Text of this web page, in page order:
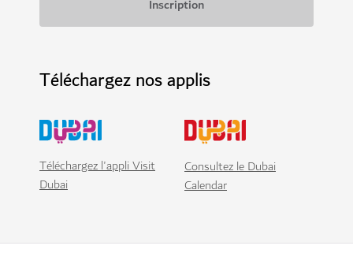
Téléchargez nos applis
Téléchargez l'appli Visit
Dubai
Consultez le Dubai
Calendar